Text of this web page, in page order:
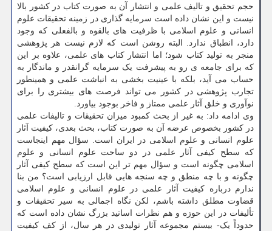
حجم تحقیق و تالیف علمی و انتشار آن به صورت کتاب در کشور بالا
نیست و این نشان داده است سرمایه گذاری در زمینه تحقیقات علوم
انسانی و علوم اسلامی با ظرفیت های بالقوه و بالفعلی که وجود
دارد، انطباق ندارد. البته روشن است که لازم نیست هر پژوهشی
منجر به تولید کتاب شود؛ اما انتشار کتاب های علمی، علاوه بر این
که برای جامعه ی رو به پیشرفت یک سرمایه گرانقدر و ماندگار به
حساب می آید، بلکه با عینیت بخشی به انباشت علمی و همینطور
تجارب پژوهشی در کشور می تواند فرصت های بیشتری را برای
نوآوری و خلق آثار علمی ممتاز و فاخر بوجود بیاورد.
وی ادامه داد: به غیر از بحث کمبود میزان تحقیقات و تالیفات علمی
در کشور بخصوص عرضه آن به صورت کتاب، بحث بعدی، کیفیت آثار
علوم انسانی و علوم اسلامی در ایران است. سؤال مهم اینجاست
که سطح کیفی آثار علمی در دو ساحت علوم انسانی و علوم
اسلامی چگونه است و سؤال مهم تر این است که سطح کیفی آثار
چگونه و با چه منطق و چه سنجه هایی قابل ارزیابی است؟ من بنا
ندارم درباره کیفیت آثار علمی در علوم انسانی و علوم اسلامی
قضاوت مطلق داشته باشم، لکن نگاه اجمالی به سیر تحقیقات و
تألیفات در این حوزه و هم نظرات اساتید بزرگ نشان داده است که
حدوداً یک- بیستم مجموعه آثار تولیدی در هر سال، از کف کیفیت